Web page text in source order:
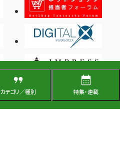
カテゴリ／種別 特集・連載